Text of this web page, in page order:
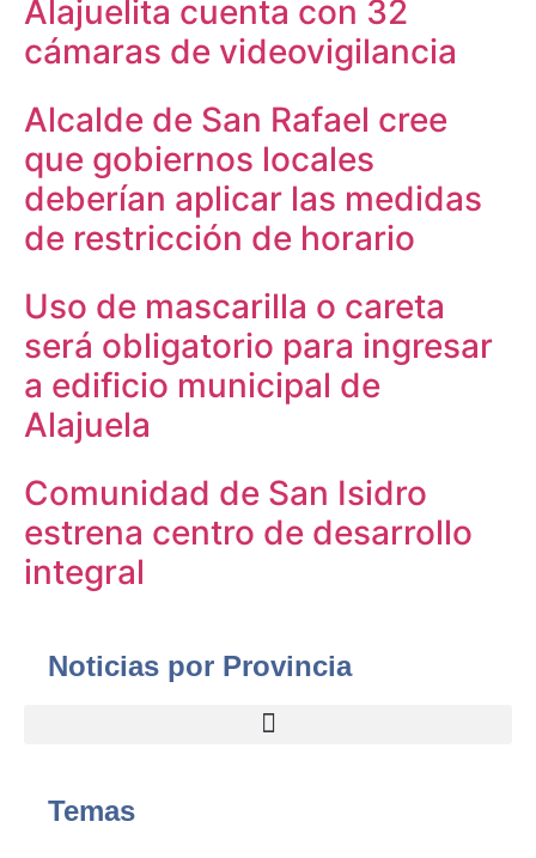
Alajuelita cuenta con 32
cámaras de videovigilancia
Alcalde de San Rafael cree
que gobiernos locales
deberían aplicar las medidas
de restricción de horario
Uso de mascarilla o careta
será obligatorio para ingresar
a edificio municipal de
Alajuela
Comunidad de San Isidro
estrena centro de desarrollo
integral
Noticias por Provincia
Temas